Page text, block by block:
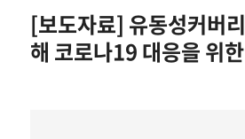
[보도자료] 유동성커버
해 코로나19 대응을 위